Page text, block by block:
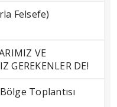
Felsefe)
VE
GEREKENLER DE!
Toplantısı